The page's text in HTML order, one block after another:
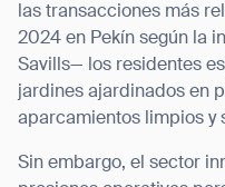
las transacciones más
2024 en Pekín según la
Savills— los residentes
jardines ajardinados en
aparcamientos limpios y
Sin embargo, el sector